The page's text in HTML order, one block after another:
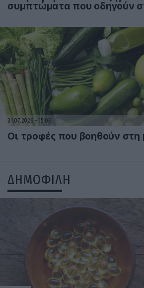
συμπτώματα που οδηγούν
31.07.2026 15:06
Οι τροφές που βοηθούν στη
ΔΗΜΟΦΙΛΗ